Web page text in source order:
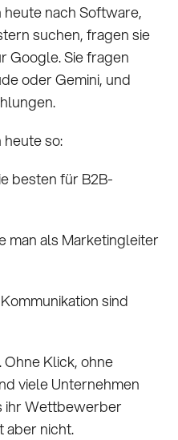
nach Software,
suchen, fragen sie
Google. Sie fragen
oder Gemini, und
so:
besten für B2B-
man als Marketingleiter
sind
Klick, ohne
viele Unternehmen
ihr Wettbewerber
aber nicht.